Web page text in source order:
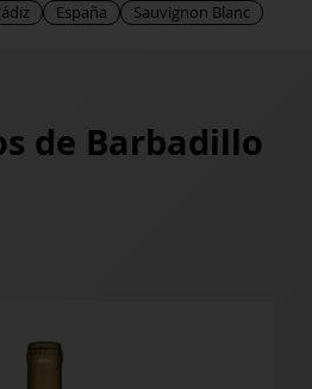
España
Sauvignon Blanc
de Barbadillo